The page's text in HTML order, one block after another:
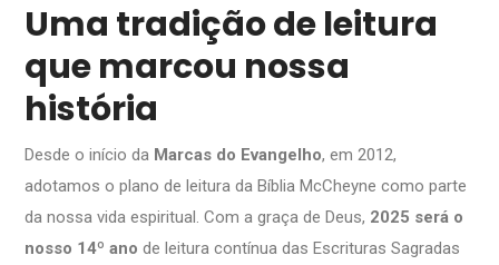
Uma tradição de leitura
que marcou nossa
história
Desde o início da Marcas do Evangelho, em 2012,
adotamos o plano de leitura da Bíblia McCheyne como parte
da nossa vida espiritual. Com a graça de Deus, 2025 será o
nosso 14º ano de leitura contínua das Escrituras Sagradas